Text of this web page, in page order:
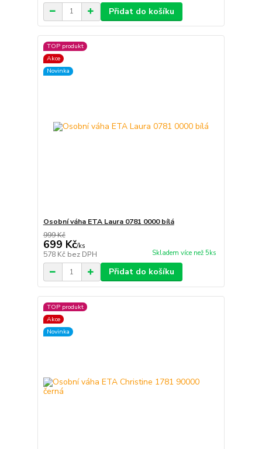
Přidat do košíku
TOP produkt
Akce
Novinka
Osobní váha ETA Laura 0781 0000 bílá
999 Kč
699 Kč/ks
578 Kč bez DPH Skladem více než 5ks
Přidat do košíku
TOP produkt
Akce
Novinka